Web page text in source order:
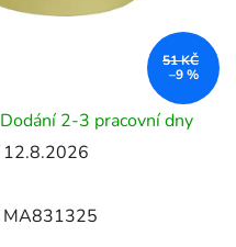
Dodání 2-3 pracovní dny
12.8.2026
MA831325
51 KČ
–9 %